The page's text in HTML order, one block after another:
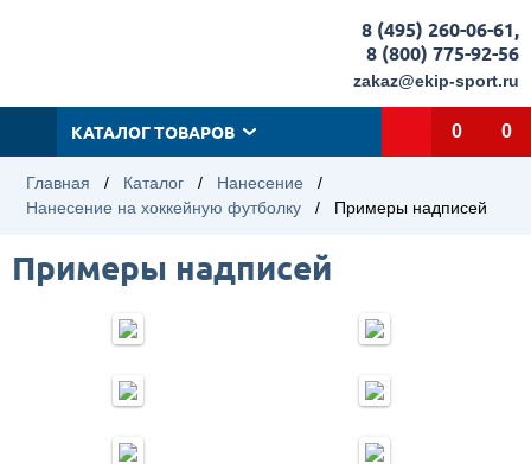
8 (495) 260-06-61,
8 (800) 775-92-56
zakaz@ekip-sport.ru
КАТАЛОГ ТОВАРОВ 0 0
Главная / Каталог / Нанесение
/
Нанесение на хоккейную футболку
/ Примеры надписей
Примеры надписей